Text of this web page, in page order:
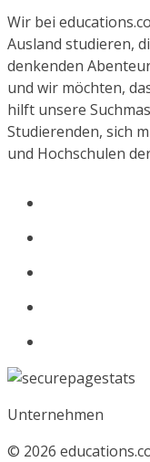
Wir bei
Ausland studieren,
denkenden
und wir möchten,
hilft unsere
Studierenden, sich
und Hochschulen
Unternehmen
© 2026